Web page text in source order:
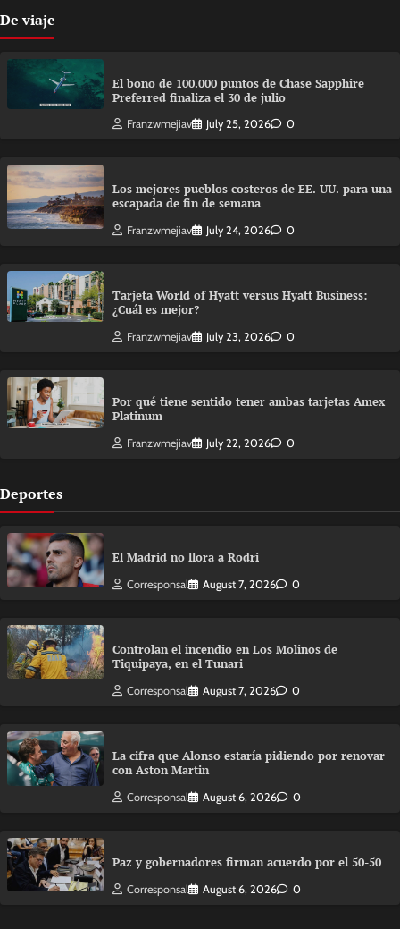
De viaje
El bono de 100.000 puntos de Chase Sapphire
Preferred finaliza el 30 de julio
Franzwmejiav July 25, 2026 0
Los mejores pueblos costeros de EE. UU. para una
escapada de fin de semana
Franzwmejiav July 24, 2026 0
Tarjeta World of Hyatt versus Hyatt Business:
¿Cuál es mejor?
Franzwmejiav July 23, 2026 0
Por qué tiene sentido tener ambas tarjetas Amex
Platinum
Franzwmejiav July 22, 2026 0
Deportes
El Madrid no llora a Rodri
Corresponsal August 7, 2026 0
Controlan el incendio en Los Molinos de
Tiquipaya, en el Tunari
Corresponsal August 7, 2026 0
La cifra que Alonso estaría pidiendo por renovar
con Aston Martin
Corresponsal August 6, 2026 0
Paz y gobernadores firman acuerdo por el 50-50
Corresponsal August 6, 2026 0